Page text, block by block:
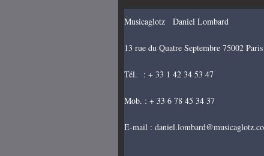
Musicaglotz Daniel Lombard
13 rue du Quatre Septembre 75002 Paris
Tél. : + 33 1 42 34 53 47
Mob. : + 33 6 78 45 34 37
E-mail :